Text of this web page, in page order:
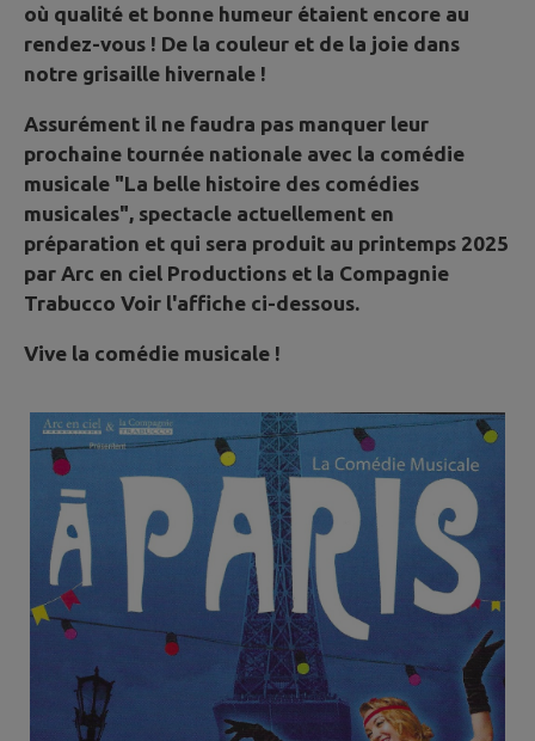
où qualité et bonne humeur étaient encore au
rendez-vous ! De la couleur et de la joie dans
notre grisaille hivernale !
Assurément il ne faudra pas manquer leur
prochaine tournée nationale avec la comédie
musicale "La belle histoire des comédies
musicales", spectacle actuellement en
préparation et qui sera produit au printemps 2025
par Arc en ciel Productions et la Compagnie
Trabucco Voir l'affiche ci-dessous.
Vive la comédie musicale !